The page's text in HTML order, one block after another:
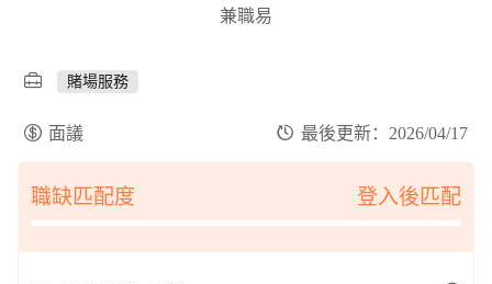
兼職易
賭場服務
面議 最後更新：2026/04/17
職缺匹配度 登入後匹配